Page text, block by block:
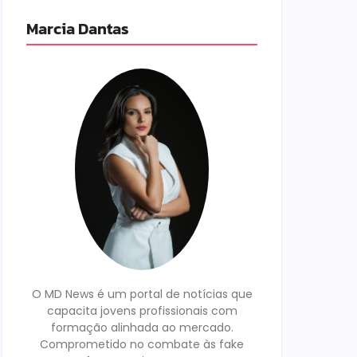
Marcia Dantas
O MD News é um portal de notícias que
capacita jovens profissionais com
formação alinhada ao mercado.
Comprometido no combate às fake